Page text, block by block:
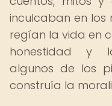
inculcaban en los
regían la vida en
honestidad y
algunos de los
construía la